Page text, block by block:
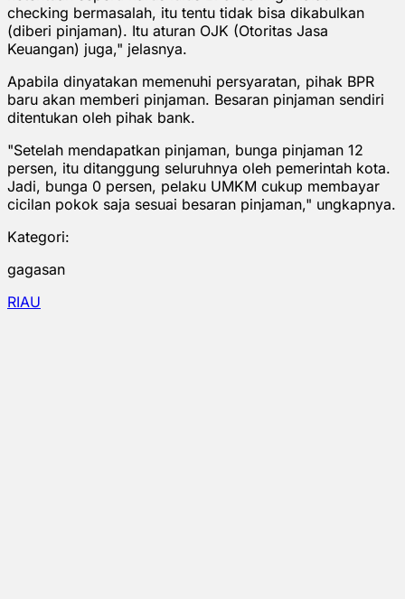
checking bermasalah, itu tentu tidak bisa dikabulkan
(diberi pinjaman). Itu aturan OJK (Otoritas Jasa
Keuangan) juga," jelasnya.
Apabila dinyatakan memenuhi persyaratan, pihak BPR
baru akan memberi pinjaman. Besaran pinjaman sendiri
ditentukan oleh pihak bank.
"Setelah mendapatkan pinjaman, bunga pinjaman 12
persen, itu ditanggung seluruhnya oleh pemerintah kota.
Jadi, bunga 0 persen, pelaku UMKM cukup membayar
cicilan pokok saja sesuai besaran pinjaman," ungkapnya.
Kategori:
gagasan
RIAU